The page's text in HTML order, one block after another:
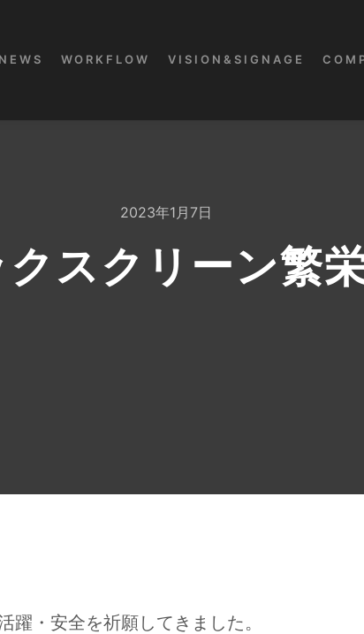
NEWS WORKFLOW VISION&SIGNAGE
2023年1月7日
スクリーン繁
躍・安全を祈願してきました。